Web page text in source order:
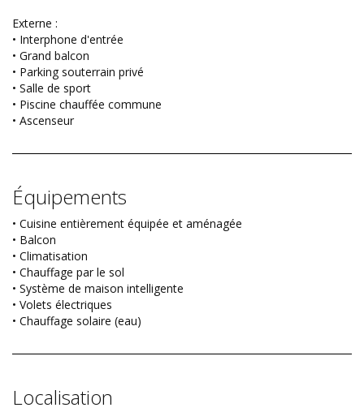
Externe :
• Interphone d'entrée
• Grand balcon
• Parking souterrain privé
• Salle de sport
• Piscine chauffée commune
• Ascenseur
Équipements
• Cuisine entièrement équipée et aménagée
• Balcon
• Climatisation
• Chauffage par le sol
• Système de maison intelligente
• Volets électriques
• Chauffage solaire (eau)
Localisation